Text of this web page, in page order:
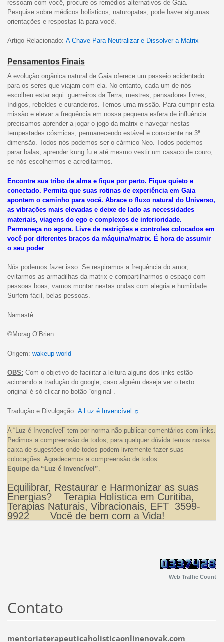
ressoam com você, procure os remédios alternativos de Gaia.
Pesquise sobre médicos holísticos, naturopatas, pode haver algumas
orientações e respostas lá para você.
Artigo Relacionado: A Chave Para Neutralizar e Dissolver a Matrix
Pensamentos Finais
A evolução orgânica natural de Gaia oferece um passeio acidentado
para os seres que viajam com ela. No entanto, cada um de nós
escolheu estar aqui: guerreiros da Terra, mestres, pensadores livres,
índigos, rebeldes e curandeiros. Temos uma missão. Para cumprir esta
missão e elevar a frequência em nossa pequena esfera de influência
precisamos aprender a jogar o jogo da matrix e navegar nestas
tempestades cósmicas, permanecendo estável e consciente na 3ª
dimensão. Todos nós podemos ser o cármico Neo. Todos podemos
parar balas, aprender kung fu e até mesmo vestir um casaco de couro,
se nós escolhermos e acreditarmos.
Encontre sua tribo de alma e fique por perto. Fique quieto e
conectado. Permita que suas rotinas de experiência em Gaia
apontem o caminho para você. Abrace o fluxo natural do Universo,
as vibrações mais elevadas e deixe de lado as necessidades
materiais, viagens do ego e complexos de inferioridade.
Permaneça no agora. Livre de restrições e controles colocados em
você por diferentes braços da máquina/matrix. É hora de assumir
o seu poder.
Nós podemos fazer isso. Se respiramos a frequência do amor,
evitarmos as armadilhas da matrix e compartilharmos o espaço com
pessoas boas, vamos montar nestas ondas com alegria e humildade.
Surfem fácil, belas pessoas.
Namastê.
©Morag O’Brien:
Origem: wakeup-world
OBS: Com o objetivo de facilitar a leitura alguns dos links estão
acionando a tradução do google, caso alguém deseja ver o texto
original é só clicar no botão “original”.
Tradução e Divulgação: A Luz é Invencível ☼
A “Luz é Invencível” tem por norma não publicar comentários com links.
Pedimos a compreensão de todos, para qualquer dúvida temos nossa
caixa de sugestões onde todos podem livremente fazer suas
colocações. Agradecemos a compreensão de todos.
Equipe da “Luz é Invencível”.
Equilibrar, Restaurar e Harmonizar as suas
Energias? Terapia Holística em Curitiba,
Terapias Naturais, Vibracionais, EFT 3599-
9922 Você de bem com a Vida!
Web Traffic Count
Contato
mentoriaterapeuticaholisticaonlinenovak.com